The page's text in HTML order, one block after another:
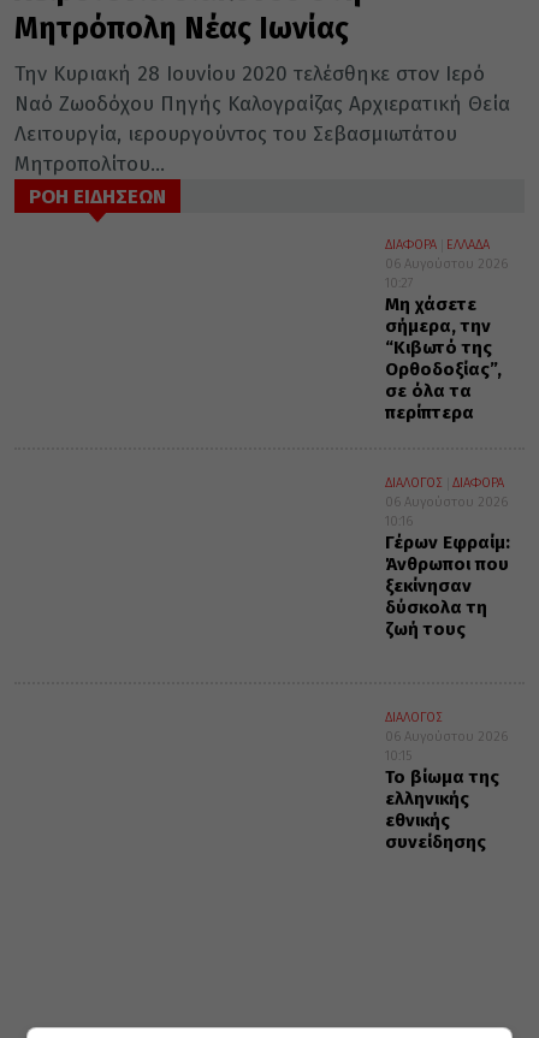
Μητρόπολη Νέας Ιωνίας
Την Κυριακή 28 Ιουνίου 2020 τελέσθηκε στον Ιερό
Ναό Ζωοδόχου Πηγής Καλογραίζας Αρχιερατική Θεία
Λειτουργία, ιερουργούντος του Σεβασμιωτάτου
Μητροπολίτου...
ΡΟΗ ΕΙΔΗΣΕΩΝ
ΔΙΑΦΟΡΑ
ΕΛΛΑΔΑ
06 Αυγούστου 2026
10:27
Μη χάσετε
σήμερα, την
“Κιβωτό της
Ορθοδοξίας”,
σε όλα τα
περίπτερα
ΔΙΑΛΟΓΟΣ
ΔΙΑΦΟΡΑ
06 Αυγούστου 2026
10:16
Γέρων Εφραίμ:
Άνθρωποι που
ξεκίνησαν
δύσκολα τη
ζωή τους
ΔΙΑΛΟΓΟΣ
06 Αυγούστου 2026
10:15
Το βίωμα της
ελληνικής
εθνικής
συνείδησης